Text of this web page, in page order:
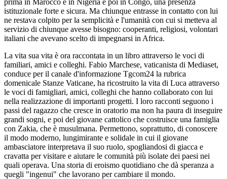
istituzionale forte e sicura. Ma chiunque entrasse in contatto con lui
ne restava colpito per la semplicità e l'umanità con cui si metteva al
servizio di chiunque avesse bisogno: cooperanti, religiosi, volontari
italiani che avevano scelto di impegnarsi in Africa.
La vita sua vita è ora raccontata in un libro attraverso le voci di
familiari, amici e colleghi. Fabio Marchese, vaticanista di Mediaset,
conduce per il canale d'informazione Tgcom24 la rubrica
domenicale Stanze Vaticane, ha ricostruito la vita di Luca attraverso
le voci di famigliari, amici, colleghi che hanno collaborato con lui
nella realizzazione di importanti progetti. I loro racconti seguono i
passi del ragazzo che cresce in oratorio ma non ha paura di inseguire
grandi sogni, e poi del giovane cattolico che costruisce una famiglia
con Zakia, che è musulmana. Permettono, soprattutto, di conoscere
il modo moderno, lungimirante e solidale in cui il giovane
ambasciatore interpretava il suo ruolo, spogliandosi di giacca e
cravatta per visitare e aiutare le comunità più isolate dei paesi nei
quali operava. Una storia di eroismo quotidiano che dà speranza a
quegli "ingenui" che lavorano per cambiare il mondo.